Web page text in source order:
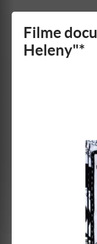
barra
Filme
Heleny"*